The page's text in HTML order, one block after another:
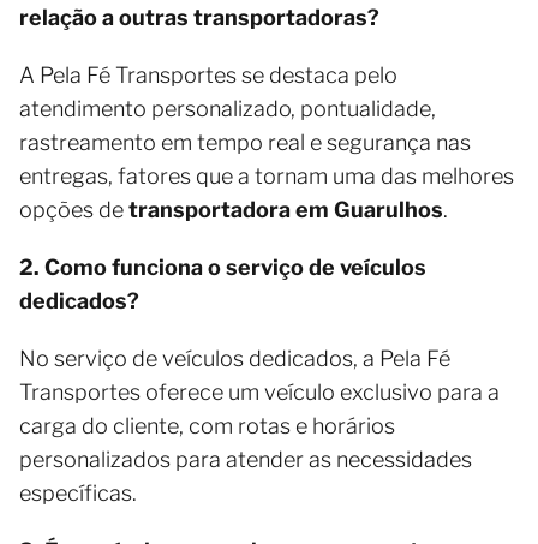
relação a outras transportadoras?
A Pela Fé Transportes se destaca pelo
atendimento personalizado, pontualidade,
rastreamento em tempo real e segurança nas
entregas, fatores que a tornam uma das melhores
opções detransportadora em Guarulhos.
2. Como funciona o serviço de veículos
dedicados?
No serviço de veículos dedicados, a Pela Fé
Transportes oferece um veículo exclusivo para a
carga do cliente, com rotas e horários
personalizados para atender as necessidades
específicas.